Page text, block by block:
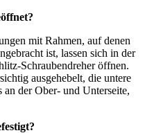
mit Rahmen, auf denen
ist, lassen sich in der
Schraubendreher öffnen.
ausgehebelt, die untere
der Ober- und Unterseite,